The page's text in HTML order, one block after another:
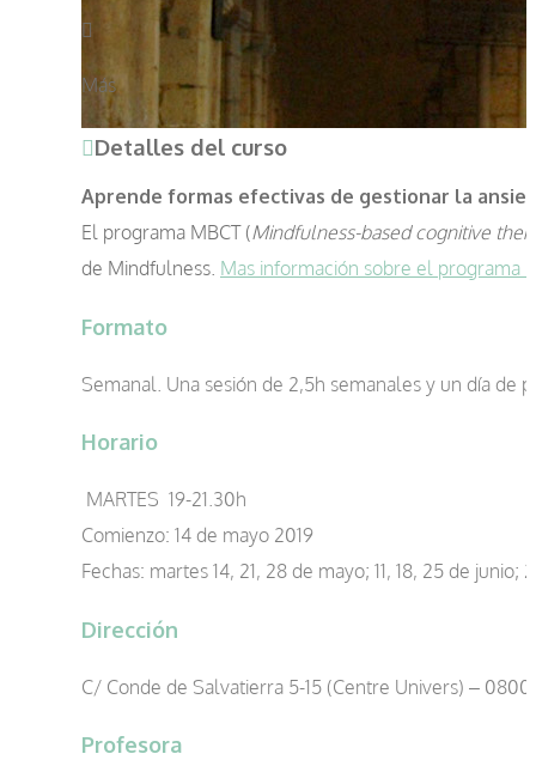
Más
Detalles del curso
Aprende formas efectivas de gestionar la
El programa MBCT (Mindfulness-based cognitive
de Mindfulness. Mas información sobre el programa
Formato
Semanal. Una sesión de 2,5h semanales y un día de
Horario
MARTES 19-21.30h
Comienzo: 14 de mayo 2019
Fechas: martes 14, 21, 28 de mayo; 11, 18, 25 de
Dirección
C/ Conde de Salvatierra 5-15 (Centre Univers) –
Profesora